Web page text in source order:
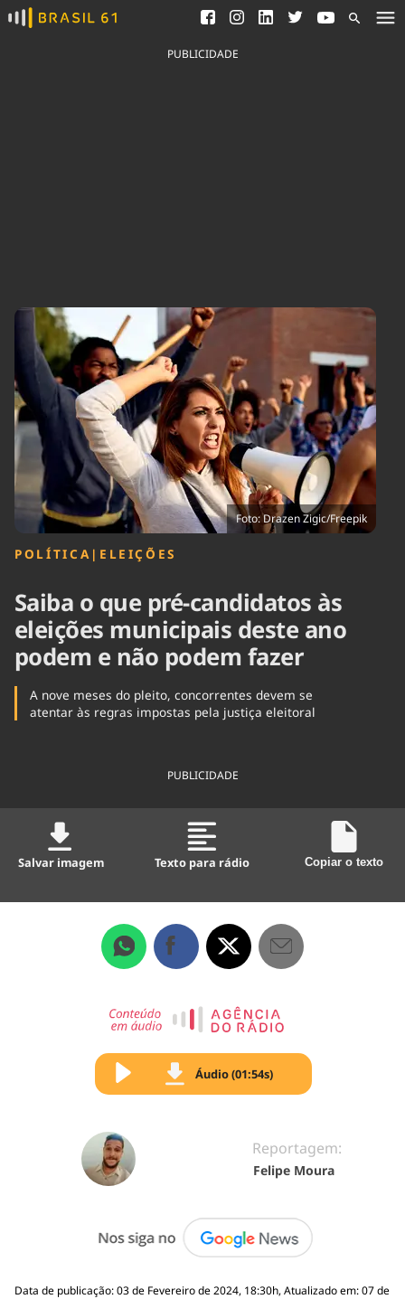
Ver todas as notícias
Saneamento
Indicadores
Agronegócios
Brasil
Brasil Mineral
Ciência &
Tecnologia
Cinema
Comportamento
Cultura
Economia
Educação
Infraestrutura
Internacional
Podcast
Política
Saúde
Tempo
PUBLICIDADE
Foto: Drazen Zigic/Freepik
POLÍTICA | ELEIÇÕES
Saiba o que pré-candidatos às
eleições municipais deste ano
podem e não podem fazer
A nove meses do pleito, concorrentes devem se
atentar às regras impostas pela justiça eleitoral
PUBLICIDADE
Salvar imagem Texto para rádio Copiar o texto
Áudio (01:54s)
Reportagem:
Felipe Moura
Data de publicação: 03 de Fevereiro de 2024, 18:30h, Atualizado em: 07 de